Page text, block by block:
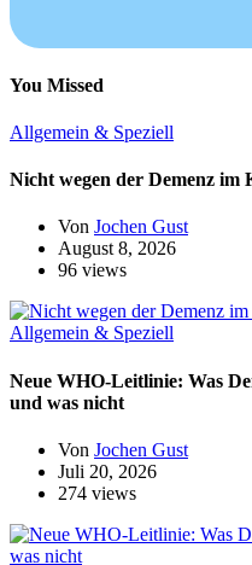
You Missed
Allgemein & Speziell
Nicht wegen der Demenz
Von Jochen Gust
August 8, 2026
96 views
Allgemein & Speziell
Neue WHO-Leitlinie: Was
und was nicht
Von Jochen Gust
Juli 20, 2026
274 views